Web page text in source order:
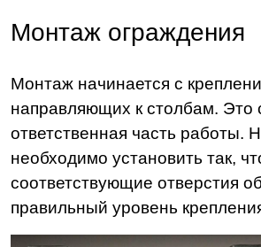
Монтаж ограждения
Монтаж начинается с
направляющих к столбам. Это
ответственная часть работы.
необходимо установить так,
соответствующие отверстия
правильный уровень